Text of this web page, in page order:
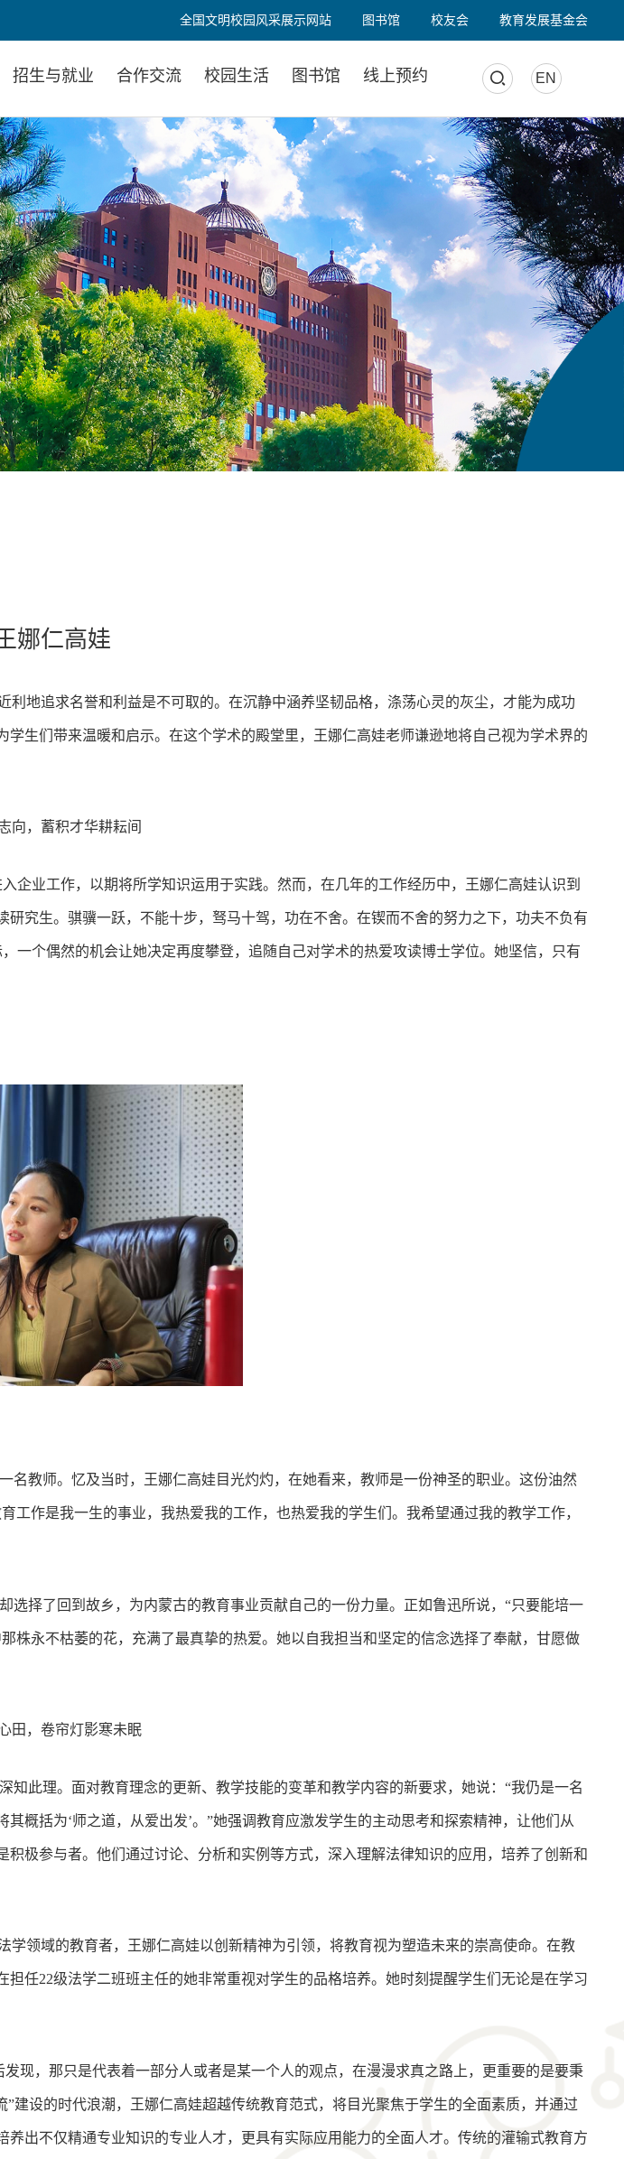
全国文明校园风采展示网站 图书馆 校友会 教育发展基金会
招生与就业 合作交流 校园生活 图书馆 线上预约 EN
娜仁高娃
地追求名誉和利益是不可取的。在沉静中涵养坚韧品格，涤荡心灵的灰尘，才能为成功
生们带来温暖和启示。在这个学术的殿堂里，王娜仁高娃老师谦逊地将自己视为学术界的
向，蓄积才华耕耘间
企业工作，以期将所学知识运用于实践。然而，在几年的工作经历中，王娜仁高娃认识到
究生。骐骥一跃，不能十步，驽马十驾，功在不舍。在锲而不舍的努力之下，功夫不负有
一个偶然的机会让她决定再度攀登，追随自己对学术的热爱攻读博士学位。她坚信，只有
教师。忆及当时，王娜仁高娃目光灼灼，在她看来，教师是一份神圣的职业。这份油然
作是我一生的事业，我热爱我的工作，也热爱我的学生们。我希望通过我的教学工作，
择了回到故乡，为内蒙古的教育事业贡献自己的一份力量。正如鲁迅所说，“只要能培一
株永不枯萎的花，充满了最真挚的热爱。她以自我担当和坚定的信念选择了奉献，甘愿做
田，卷帘灯影寒未眠
此理。面对教育理念的更新、教学技能的变革和教学内容的新要求，她说：“我仍是一名
概括为‘师之道，从爱出发’。”她强调教育应激发学生的主动思考和探索精神，让他们从
极参与者。他们通过讨论、分析和实例等方式，深入理解法律知识的应用，培养了创新和
领域的教育者，王娜仁高娃以创新精神为引领，将教育视为塑造未来的崇高使命。在教
任22级法学二班班主任的她非常重视对学生的品格培养。她时刻提醒学生们无论是在学习
现，那只是代表着一部分人或者是某一个人的观点，在漫漫求真之路上，更重要的是要秉
建设的时代浪潮，王娜仁高娃超越传统教育范式，将目光聚焦于学生的全面素质，并通过
出不仅精通专业知识的专业人才，更具有实际应用能力的全面人才。传统的灌输式教育方